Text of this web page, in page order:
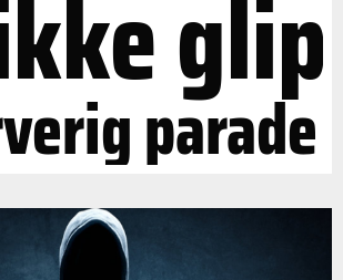
glip
parade